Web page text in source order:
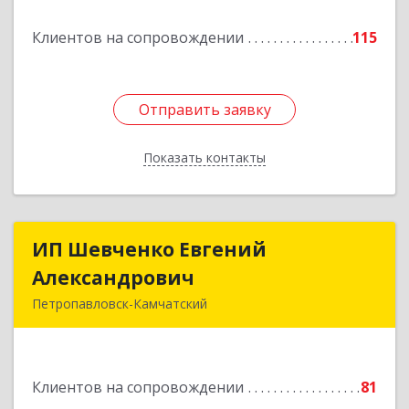
Клиентов на сопровождении 115
Отправить заявку
Показать контакты
Подробнее
Отправить заявку
Назад
ИП Шевченко Евгений
Александрович
Петропавловск-Камчатский
Клиентов на сопровождении 81
ИП Шевченко Евгений